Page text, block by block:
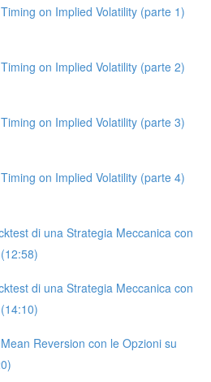
on Implied Volatility (parte 1)
on Implied Volatility (parte 2)
on Implied Volatility (parte 3)
on Implied Volatility (parte 4)
di una Strategia Meccanica con
di una Strategia Meccanica con
Reversion con le Opzioni su